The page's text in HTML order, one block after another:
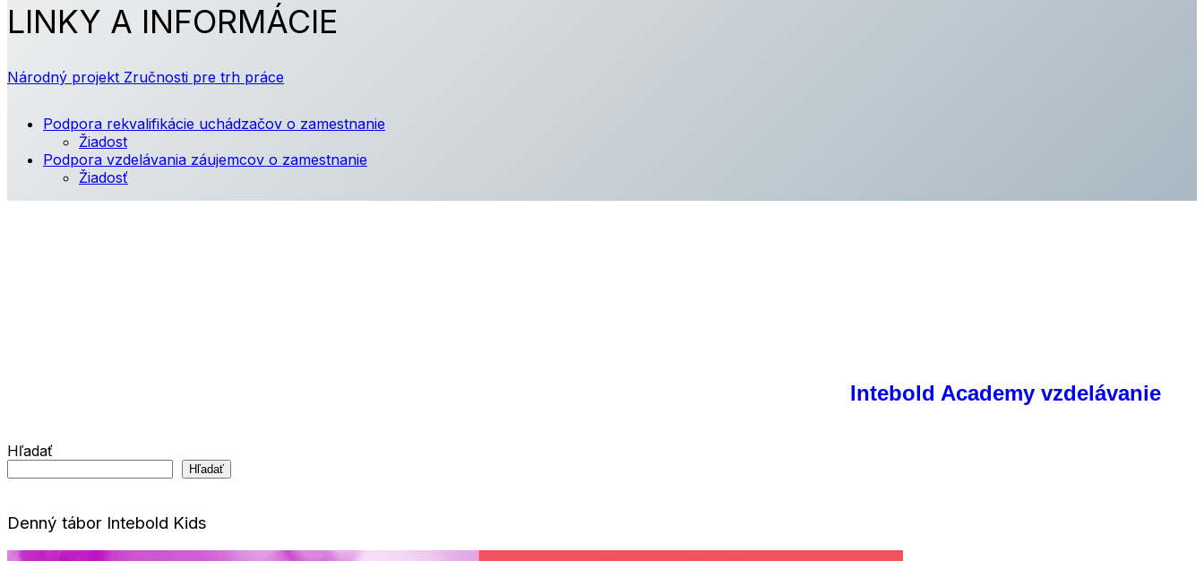
LINKY A INFORMÁCIE
Národný projekt Zručnosti pre trh práce
Podpora rekvalifikácie uchádzačov o zamestnanie
Žiadost
Podpora vzdelávania záujemcov o zamestnanie
Žiadosť
Intebold Academy vzdelávanie
Hľadať
Hľadať
Denný tábor Intebold Kids